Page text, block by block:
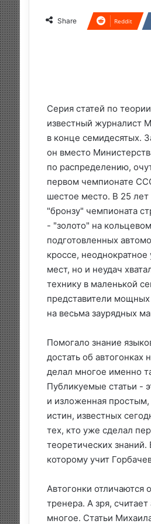
Share Reddit
Серия статей по
известный журналист
в конце семидесятых.
он вместо
по распределению,
первом чемпионате
шестое место. В 25
"бронзу" чемпионата
- "золото" на
подготовленных
кроссе,
мест, но и неудач
технику в маленькой
представители
на весьма заурядных
Помогало знание
достать об
делал многое именно
Публикуемые статьи -
и изложенная
истин, известных
тех, кто уже сделал
теоретических
которому учит
Автогонки отличаются
тренера. А зря,
многое. Статьи